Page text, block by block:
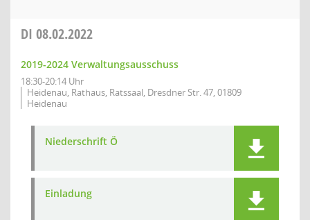
DI 08.02.2022
2019-2024 Verwaltungsausschuss
18:30-20:14 Uhr
Heidenau, Rathaus, Ratssaal, Dresdner Str. 47, 01809
Heidenau
Niederschrift Ö
Einladung